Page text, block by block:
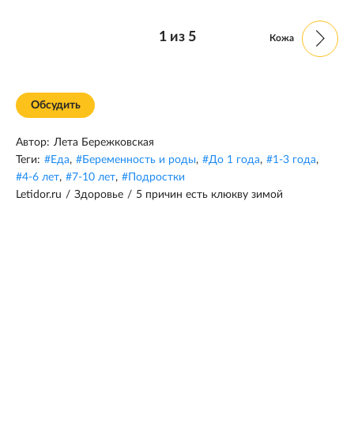
1из 5 Кожа
Обсудить
Автор: Лета Бережковская
Теги: #Еда, #Беременность и роды, #До 1 года, #1-3 года,
#4-6 лет, #7-10 лет, # Подростки
Letidor.ru / Здоровье / 5 причин есть клюкву зимой